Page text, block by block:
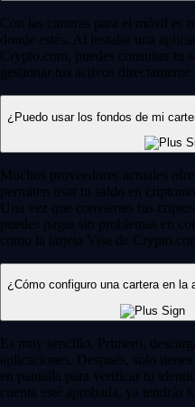
Con las carteras para el móvil es
donde estés. Al instalar una
Crypto.com, puedes consultar tu
gestionar tus activos directamente
¿Puedo usar los fondos de mi
Muchos proveedores actuales
permiten usar tu saldo en
Una vez que conviertes tus
puedes pagar sin problemas en
como la tarjeta Visa de
¿Cómo configuro una cartera en la
Es muy sencillo. Primero,
aplicaciones. Después, solo
en pantalla para verificar tu
cuenta esté aprobada, ya tendrás